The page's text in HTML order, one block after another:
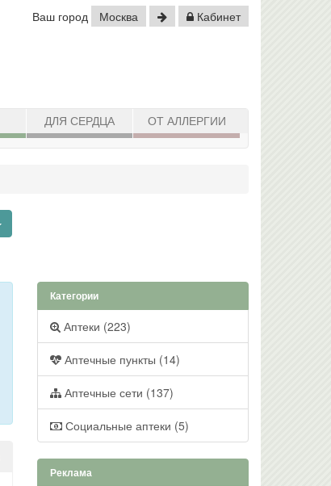
Ваш город Москва Кабинет
ДЛЯ СЕРДЦА ОТ АЛЛЕРГИИ
Toggle Dropdown
Категории
Аптеки (223)
Аптечные пункты (14)
Аптечные сети (137)
Социальные аптеки (5)
Реклама